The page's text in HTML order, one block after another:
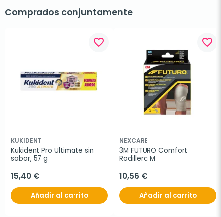
Comprados conjuntamente
favorite_border
KUKIDENT
Kukident Pro Ultimate sin
sabor, 57 g
15,40 €
Añadir al carrito
favorite_border
NEXCARE
3M FUTURO Comfort
Rodillera M
10,56 €
Añadir al carrito